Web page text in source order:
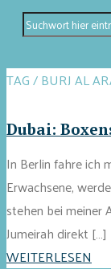
TAG / BURJ AL
Dubai:
In Berlin fahre ich
Erwachsene,
stehen bei meiner
Jumeirah direkt […]
WEITERLESEN